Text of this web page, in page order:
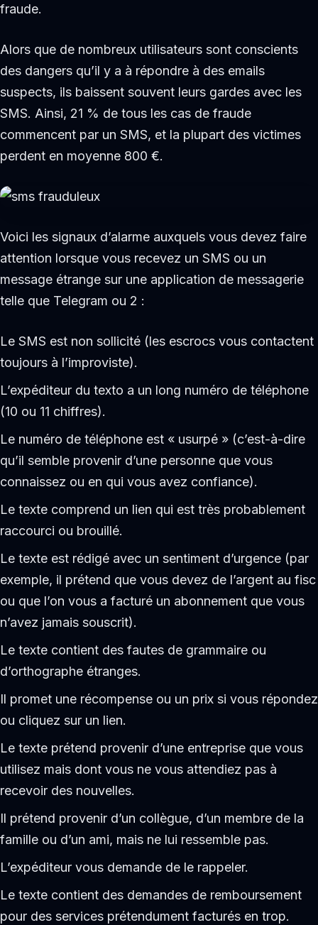
fraude.
Alors que de nombreux utilisateurs sont conscients
des dangers qu’il y a à répondre à des emails
suspects, ils baissent souvent leurs gardes avec les
SMS. Ainsi, 21 % de tous les cas de fraude
commencent par un SMS, et la plupart des victimes
perdent en moyenne 800 €.
Voici les signaux d’alarme auxquels vous devez faire
attention lorsque vous recevez un SMS ou un
message étrange sur une application de messagerie
telle que Telegram ou 2 :
Le SMS est non sollicité (les escrocs vous contactent
toujours à l’improviste).
L’expéditeur du texto a un long numéro de téléphone
(10 ou 11 chiffres).
Le numéro de téléphone est « usurpé » (c’est-à-dire
qu’il semble provenir d’une personne que vous
connaissez ou en qui vous avez confiance).
Le texte comprend un lien qui est très probablement
raccourci ou brouillé.
Le texte est rédigé avec un sentiment d’urgence (par
exemple, il prétend que vous devez de l’argent au fisc
ou que l’on vous a facturé un abonnement que vous
n’avez jamais souscrit).
Le texte contient des fautes de grammaire ou
d’orthographe étranges.
Il promet une récompense ou un prix si vous répondez
ou cliquez sur un lien.
Le texte prétend provenir d’une entreprise que vous
utilisez mais dont vous ne vous attendiez pas à
recevoir des nouvelles.
Il prétend provenir d’un collègue, d’un membre de la
famille ou d’un ami, mais ne lui ressemble pas.
L’expéditeur vous demande de le rappeler.
Le texte contient des demandes de remboursement
pour des services prétendument facturés en trop.